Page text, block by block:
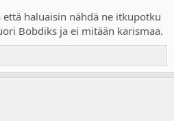
että haluaisin nähdä ne itkupotku
Bobdiks ja ei mitään karismaa.